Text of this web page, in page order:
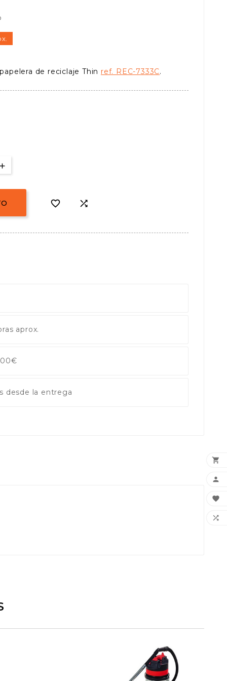
de reciclaje Thin ref. REC-7333C.
 
aprox.
desde la entrega



